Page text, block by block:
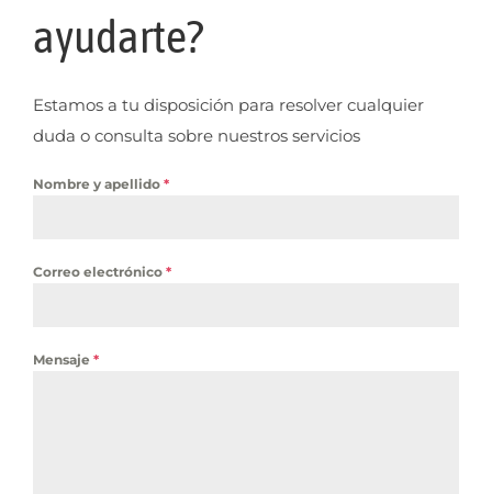
ayudarte?
Estamos a tu disposición para resolver cualquier
duda o consulta sobre nuestros servicios
Nombre y apellido *
Correo electrónico *
Mensaje *